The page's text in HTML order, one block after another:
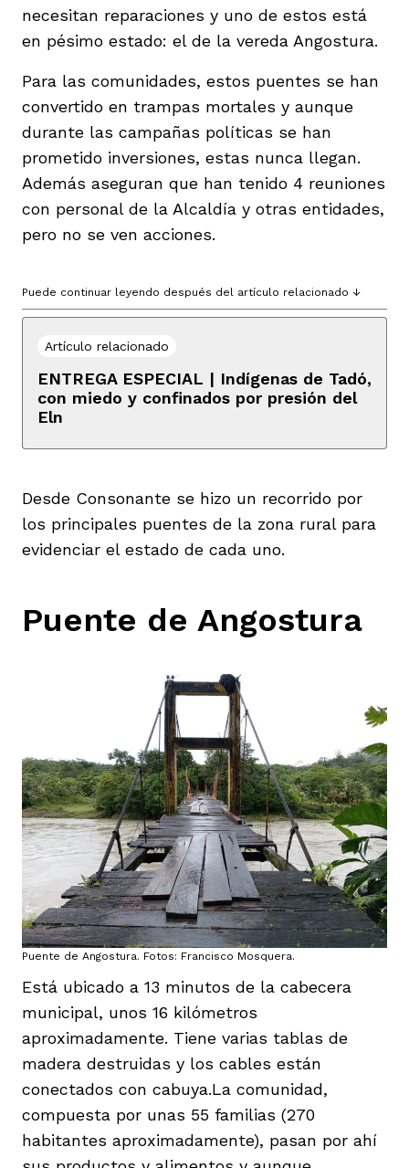
necesitan reparaciones y uno de estos está
en pésimo estado: el de la vereda Angostura.
Para las comunidades, estos puentes se han
convertido en trampas mortales y aunque
durante las campañas políticas se han
prometido inversiones, estas nunca llegan.
Además aseguran que han tenido 4 reuniones
con personal de la Alcaldía y otras entidades,
pero no se ven acciones.
Puede continuar leyendo después del artículo relacionado ↓
Artículo relacionado
ENTREGA ESPECIAL | Indígenas de Tadó,
con miedo y confinados por presión del
Eln
Desde Consonante se hizo un recorrido por
los principales puentes de la zona rural para
evidenciar el estado de cada uno.
Puente de Angostura
Puente de Angostura. Fotos: Francisco Mosquera.
Está ubicado a 13 minutos de la cabecera
municipal, unos 16 kilómetros
aproximadamente. Tiene varias tablas de
madera destruidas y los cables están
conectados con cabuya.La comunidad,
compuesta por unas 55 familias (270
habitantes aproximadamente), pasan por ahí